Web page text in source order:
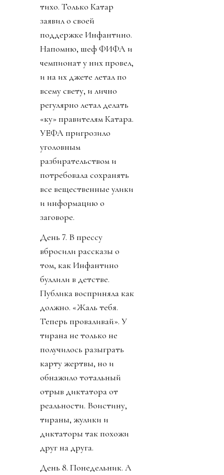
тихо. Только Катар
заявил о своей
поддержке Инфантино.
Напомню, шеф ФИФА и
чемпионат у них провел,
и на их джете летал по
всему свету, и лично
регулярно летал делать
«ку» правителям Катара.
УЕФА пригрозило
уголовным
разбирательством и
потребовала сохранять
все вещественные улики
и информацию о
заговоре.
День 7. В прессу
вбросили рассказы о
том, как Инфантино
буллили в детстве.
Публика восприняла как
должно. «Жаль тебя.
Теперь проваливай». У
тирана не только не
получилось разыграть
карту жертвы, но и
обнажило тотальный
отрыв диктатора от
реальности. Воистину,
тираны, жулики и
диктаторы так похожи
друг на друга.
День 8. Понедельник. А